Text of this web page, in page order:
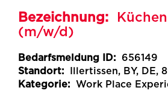
Bezeichnung:
(m/w/d)
Bedarfsmeldung ID: 656149
Standort:
Illertissen, BY, DE,
Kategorie: Work Place